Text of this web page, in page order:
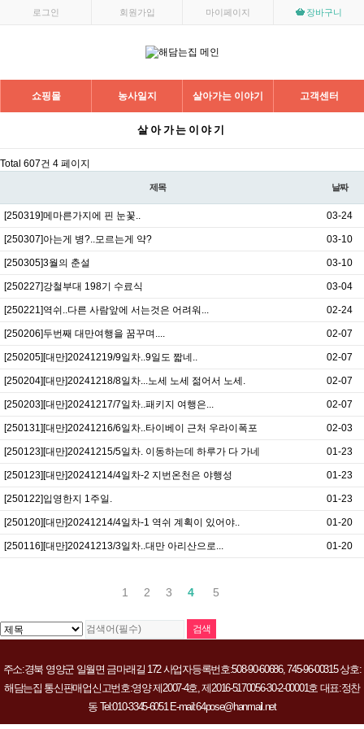
로그인 회원가입 마이페이지 장바구니
쇼핑몰 농사일지 살아가는 이야기 고객센터
살아가는이야기
Total 607건 4 페이지
제목 날짜
[250319]메마른가지에 핀 눈꽃.. 03-24
[250307]아는게 병?..모르는게 약? 03-10
[250305]3월의 춘설 03-10
[250227]강철부대 198기 수료식 03-04
[250221]역쉬..다른 사람앞에 서는것은 어려워... 02-24
[250206]두번째 대만여행을 꿈꾸며.... 02-07
[250205][대만]20241219/9일차..9일도 짧네.. 02-07
[250204][대만]20241218/8일차...노세 노세 젊어서 노세. 02-07
[250203][대만]20241217/7일차..패키지 여행은... 02-07
[250131][대만]20241216/6일차..타이베이 근처 우라이폭포 02-03
[250123][대만]20241215/5일차. 이동하는데 하루가 다 가네 01-23
[250123][대만]20241214/4일차-2 지번온천은 야행성 01-23
[250122]입영한지 1주일. 01-23
[250120][대만]20241214/4일차-1 역쉬 계획이 있어야.. 01-20
[250116][대만]20241213/3일차..대만 아리산으로... 01-20
1 2 3 4 5
주소:경북 영양군 일월면 금마래길 172 사업자등록번호:508-90-60686, 745-96-00315 상호:
해담는집 통신판매업신고번호:영양 제2007-4호, 제2016-5170056-30-2-00001호 대표:정찬
동 Tel:010-3345-6051 E-mail:64pose@hanmail.net